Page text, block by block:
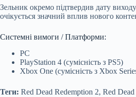
Зельник окремо підтвердив дату
очікується значний вплив нового
Системні вимоги / Платформи:
PC
PlayStation 4 (сумісність з PS5)
Xbox One (сумісність з Xbox
Теги: Red Dead Redemption 2, Red